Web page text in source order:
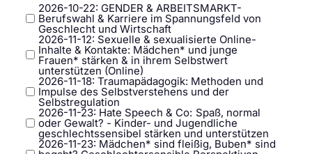
2026-10-22: GENDER & ARBEITSMARKT-
Berufswahl & Karriere im Spannungsfeld von
Geschlecht und Wirtschaft
2026-11-12: Sexuelle & sexualisierte Online-
Inhalte & Kontakte: Mädchen* und junge
Frauen* stärken & in ihrem Selbstwert
unterstützen (Online)
2026-11-18: Traumapädagogik: Methoden und
Impulse des Selbstverstehens und der
Selbstregulation
2026-11-23: Hate Speech & Co: Spaß, normal
oder Gewalt? - Kinder- und Jugendliche
geschlechtssensibel stärken und unterstützen
2026-11-23: Mädchen* sind fleißig, Buben* sind